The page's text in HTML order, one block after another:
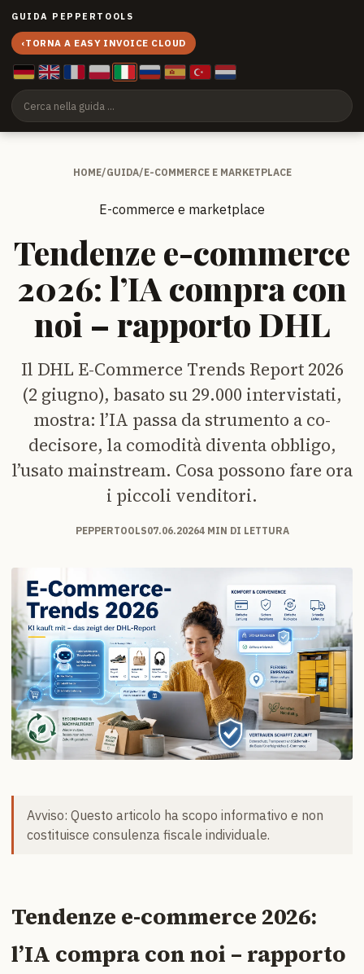
GUIDA PEPPERTOOLS
‹TORNA A EASY INVOICE CLOUD
HOME/GUIDA/E-COMMERCE E MARKETPLACE
E-commerce e marketplace
Tendenze e-commerce
2026: l’IA compra con
noi – rapporto DHL
Il DHL E-Commerce Trends Report 2026
(2 giugno), basato su 29.000 intervistati,
mostra: l’IA passa da strumento a co-
decisore, la comodità diventa obbligo,
l’usato mainstream. Cosa possono fare ora
i piccoli venditori.
PEPPERTOOLS07.06.20264 MIN DI LETTURA
Avviso: Questo articolo ha scopo informativo e non
costituisce consulenza fiscale individuale.
Tendenze e-commerce 2026:
l’IA compra con noi – rapporto